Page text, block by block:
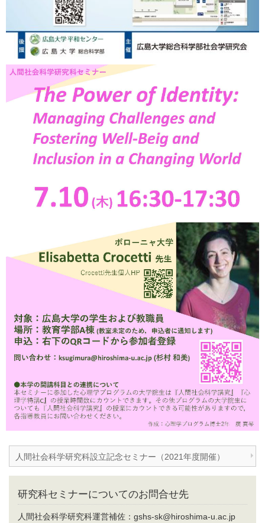
人間社会科学研究科設立記念セミナー（2021年度開催）
研究科セミナーについてのお問合せ先
人間社会科学研究科運営補佐：gshs-sk@hiroshima-u.ac.jp